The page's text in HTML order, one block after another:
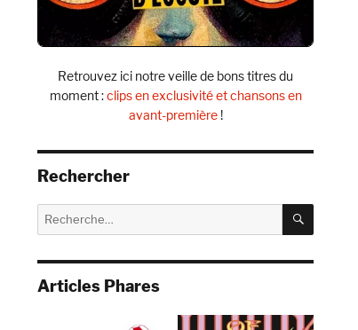
Retrouvez ici notre veille de bons titres du
moment :clips en exclusivité et chansons en
avant-première!
Rechercher
Recherche
pour :
Articles Phares